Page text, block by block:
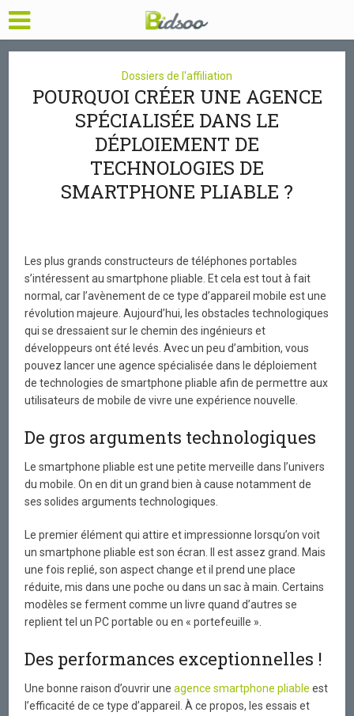
Dossiers de l'affiliation
POURQUOI CRÉER UNE AGENCE
SPÉCIALISÉE DANS LE
DÉPLOIEMENT DE
TECHNOLOGIES DE
SMARTPHONE PLIABLE ?
Les plus grands constructeurs de téléphones portables
s’intéressent au smartphone pliable. Et cela est tout à fait
normal, car l’avènement de ce type d’appareil mobile est une
révolution majeure. Aujourd’hui, les obstacles technologiques
qui se dressaient sur le chemin des ingénieurs et
développeurs ont été levés. Avec un peu d’ambition, vous
pouvez lancer une agence spécialisée dans le déploiement
de technologies de smartphone pliable afin de permettre aux
utilisateurs de mobile de vivre une expérience nouvelle.
De gros arguments technologiques
Le smartphone pliable est une petite merveille dans l’univers
du mobile. On en dit un grand bien à cause notamment de
ses solides arguments technologiques.
Le premier élément qui attire et impressionne lorsqu’on voit
un smartphone pliable est son écran. Il est assez grand. Mais
une fois replié, son aspect change et il prend une place
réduite, mis dans une poche ou dans un sac à main. Certains
modèles se ferment comme un livre quand d’autres se
replient tel un PC portable ou en « portefeuille ».
Des performances exceptionnelles !
Une bonne raison d’ouvrir uneagence smartphone pliable est
l’efficacité de ce type d’appareil. À ce propos, les essais et